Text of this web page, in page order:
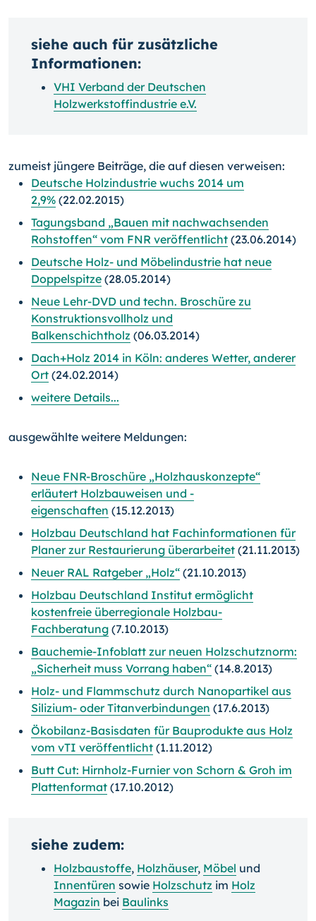
siehe auch für zusätzliche
Informationen:
VHI Verband der Deutschen
Holzwerkstoffindustrie e.V.
zumeist jüngere Beiträge, die auf diesen verweisen:
Deutsche Holzindustrie wuchs 2014 um
2,9% (22.02.2015)
Tagungsband „Bauen mit nachwachsenden
Rohstoffen“ vom FNR veröffentlicht (23.06.2014)
Deutsche Holz- und Möbelindustrie hat neue
Doppelspitze (28.05.2014)
Neue Lehr-DVD und techn. Broschüre zu
Konstruktionsvollholz und
Balkenschichtholz (06.03.2014)
Dach+Holz 2014 in Köln: anderes Wetter, anderer
Ort (24.02.2014)
weitere Details...
ausgewählte weitere Meldungen:
Neue FNR-Broschüre „Holzhauskonzepte“
erläutert Holzbauweisen und -
eigenschaften (15.12.2013)
Holzbau Deutschland hat Fachinformationen für
Planer zur Restaurierung überarbeitet (21.11.2013)
Neuer RAL Ratgeber „Holz“ (21.10.2013)
Holzbau Deutschland Institut ermöglicht
kostenfreie überregionale Holzbau-
Fachberatung (7.10.2013)
Bauchemie-Infoblatt zur neuen Holzschutznorm:
„Sicherheit muss Vorrang haben“ (14.8.2013)
Holz- und Flammschutz durch Nanopartikel aus
Silizium- oder Titanverbindungen (17.6.2013)
Ökobilanz-Basisdaten für Bauprodukte aus Holz
vom vTI veröffentlicht (1.11.2012)
Butt Cut: Hirnholz-Furnier von Schorn & Groh im
Plattenformat (17.10.2012)
siehe zudem:
Holzbaustoffe, Holzhäuser, Möbel und
Innentüren sowie Holzschutz im Holz
Magazin bei Baulinks